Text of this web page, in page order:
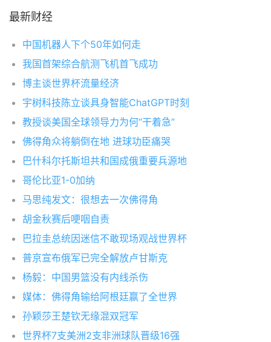
最新财经
中国机器人下个50年如何走
我国首架综合航测飞机首飞成功
博主谈世界杯流量经济
宇树科技陈立谈具身智能ChatGPT时刻
教授谈美国全球领导力为何“干着急”
佛得角众将躺倒在地 进球功臣痛哭
巴什科尔托斯坦共和国成俄重要兵源地
哥伦比亚1-0加纳
马思纯发文：很想去一次佛得角
胡金秋赛后哽咽自责
巴拉圭总统因迷信不敢现场观战世界杯
普京宣布俄军已完全解放卢甘斯克
杨毅：中国男篮没有内线杀伤
媒体：佛得角输给阿根廷赢了全世界
孙颖莎王楚钦无缘混双冠军
世界杯7支美洲2支非洲球队晋级16强